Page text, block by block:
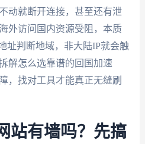
动就断开连接，甚至还有泄
外访问国内资源受阻，本质
址判断地域，非大陆IP就会触
解怎么选靠谱的回国加速
，找对工具才能真正无缝刷
站有墙吗？先搞